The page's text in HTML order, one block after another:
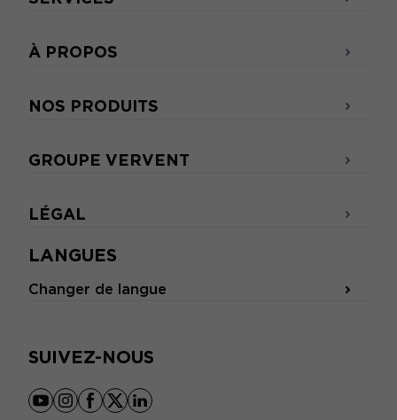
LANGUES
Changer de langue
SUIVEZ-NOUS
youtube
instagram
facebook
x linkedin
À PROPOS
NOS PRODUITS
GROUPE VERVENT
LÉGAL